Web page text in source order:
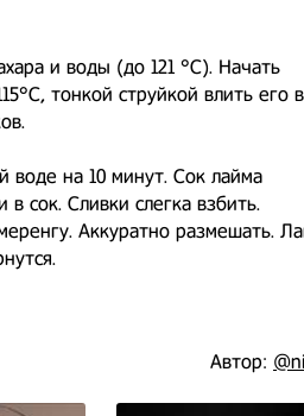
и воды (до 121 °С). Начать
тонкой струйкой влить его
воде на 10 минут. Сок лайма
сок. Сливки слегка взбить.
Аккуратно размешать.
Автор: